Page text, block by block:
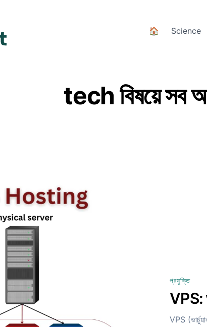
🏠 Science
tech বিষয়ে সব
প্রযুক্তি
VPS:
VPS